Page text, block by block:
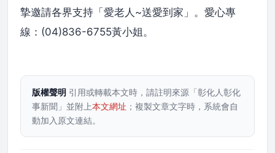
摯邀請各界支持「愛老人~送愛到家」。愛心專
線：(04)836-6755黃小姐。
版權聲明 引用或轉載本文時，請註明來源「彰化人彰化
事新聞」並附上本文網址 ；複製文章文字時，系統會自
動加入原文連結。